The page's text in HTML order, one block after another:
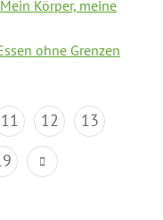
Körper, meine
ohne Grenzen
11 12
13